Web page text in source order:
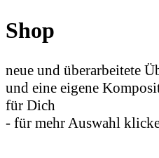
Shop
neue und überarbeitete
und eine eigene
für Dich
- für mehr Auswahl